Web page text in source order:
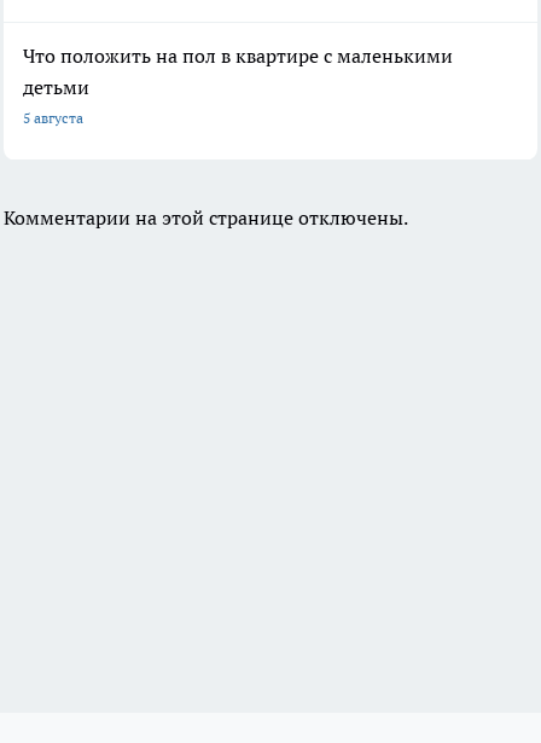
Что положить на пол в квартире с маленькими
детьми
5 августа
Комментарии на этой странице отключены.